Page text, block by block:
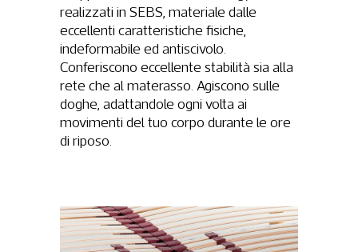
realizzati in SEBS, materiale dalle
eccellenti caratteristiche fisiche,
indeformabile ed antiscivolo.
Conferiscono eccellente stabilità sia alla
rete che al materasso. Agiscono sulle
doghe, adattandole ogni volta ai
movimenti del tuo corpo durante le ore
di riposo.